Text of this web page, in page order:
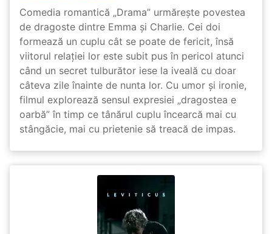
Comedia romantică „Drama” urmărește povestea
de dragoste dintre Emma și Charlie. Cei doi
formează un cuplu cât se poate de fericit, însă
viitorul relației lor este subit pus în pericol atunci
când un secret tulburător iese la iveală cu doar
câteva zile înainte de nunta lor. Cu umor și ironie,
filmul explorează sensul expresiei „dragostea e
oarbă” în timp ce tânărul cuplu încearcă mai cu
stângăcie, mai cu prietenie să treacă de impas.